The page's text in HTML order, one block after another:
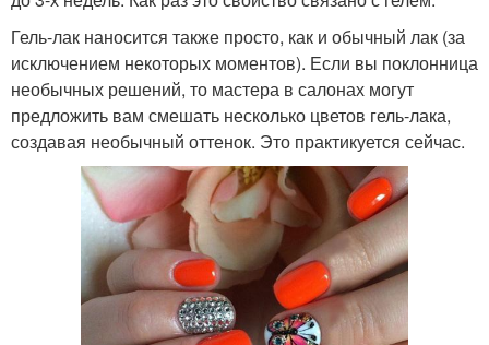
Гель-лак наносится также просто, как и обычный лак (за
исключением некоторых моментов). Если вы поклонница
необычных решений, то мастера в салонах могут
предложить вам смешать несколько цветов гель-лака,
создавая необычный оттенок. Это практикуется сейчас.